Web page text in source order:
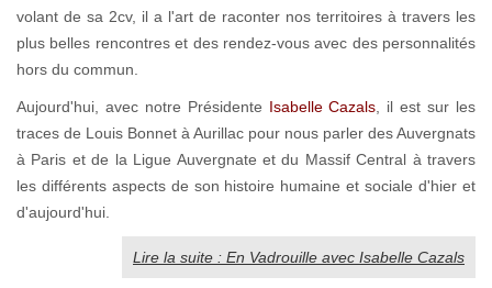
volant de sa 2cv, il a l'art de raconter nos territoires à travers les
plus belles rencontres et des rendez-vous avec des personnalités
hors du commun.
Aujourd'hui, avec notre Présidente Isabelle Cazals , il est sur les
traces de Louis Bonnet à Aurillac pour nous parler des Auvergnats
à Paris et de la Ligue Auvergnate et du Massif Central à travers
les différents aspects de son histoire humaine et sociale d'hier et
d'aujourd'hui.
Lire la suite : En Vadrouille avec Isabelle Cazals